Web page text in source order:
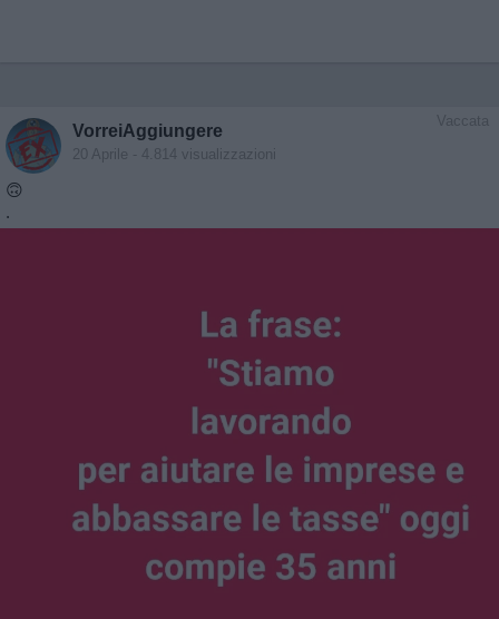
Vaccata
VorreiAggiungere
20 Aprile - 4.814 visualizzazioni
🙃
.